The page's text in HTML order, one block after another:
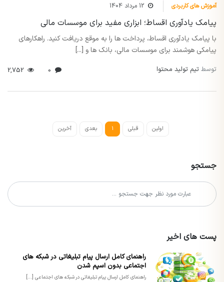
آموزش های کاربردی 12 مرداد 1404
پیامک یادآوری اقساط؛ ابزاری مفید برای موسسات مالی
با پیامک یادآوری اقساط، پرداخت ها را به موقع دریافت کنید. راهکارهای
پیامکی هوشمند برای موسسات مالی، بانک ها و [...]
توسط تیم تولید محتوا
اولین قبلی 1 بعدی آخرین
جستجو
پست های اخیر
راهنمای کامل ارسال پیام تبلیغاتی در شبکه های
اجتماعی بدون اسپم شدن
راهنمای کامل ارسال پیام تبلیغاتی در شبکه های اجتماعی [...]